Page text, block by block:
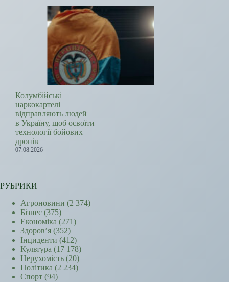
Колумбійські
наркокартелі
відправляють людей
в Україну, щоб освоїти
технології бойових
дронів
07.08.2026
РУБРИКИ
Агроновини (2 374)
Бізнес (375)
Економіка (271)
Здоров’я (352)
Інциденти (412)
Культура (17 178)
Нерухомість (20)
Політика (2 234)
Спорт (94)